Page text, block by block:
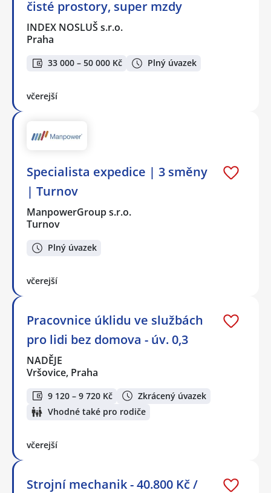
čisté prostory, super mzdy
INDEX NOSLUŠ s.r.o.
Praha
33 000 – 50 000 Kč Plný úvazek
včerejší
Specialista expedice | 3 směny
| Turnov
ManpowerGroup s.r.o.
Turnov
Plný úvazek
včerejší
Pracovnice úklidu ve službách
pro lidi bez domova - úv. 0,3
NADĚJE
Vršovice, Praha
9 120 – 9 720 Kč
Zkrácený úvazek
Vhodné také pro rodiče
včerejší
Strojní mechanik - 40.800 Kč /